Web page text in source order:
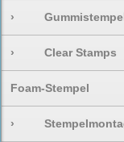
›
› Clear Stamps
Foam-Stempel
›